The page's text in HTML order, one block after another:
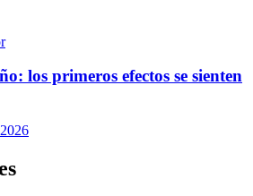
los primeros efectos se sienten